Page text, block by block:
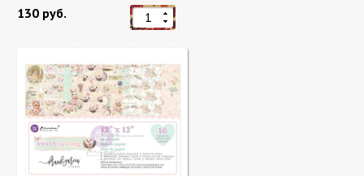
130 руб.